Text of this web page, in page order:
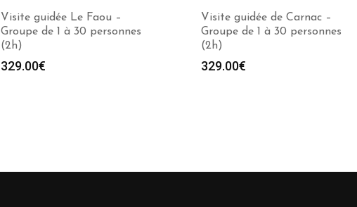
Visite guidée Le Faou –
Groupe de 1 à 30 personnes
(2h)
329.00€
Visite guidée de Carnac –
Groupe de 1 à 30 personnes
(2h)
329.00€